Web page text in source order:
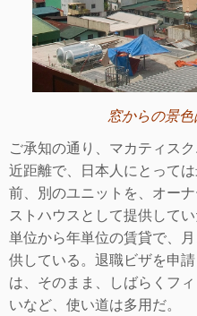
窓からの景
ご承知の通り、マカティス
近距離で、日本人にとって
前、別のユニットを、オー
ストハウスとして提供して
単位から年単位の賃貸で、
供している。退職ビザを申
は、そのまま、しばらくフ
いなど、使い道は多用だ。